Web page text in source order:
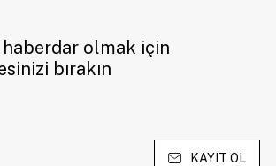
olmak için
bırakın
KAYIT OL